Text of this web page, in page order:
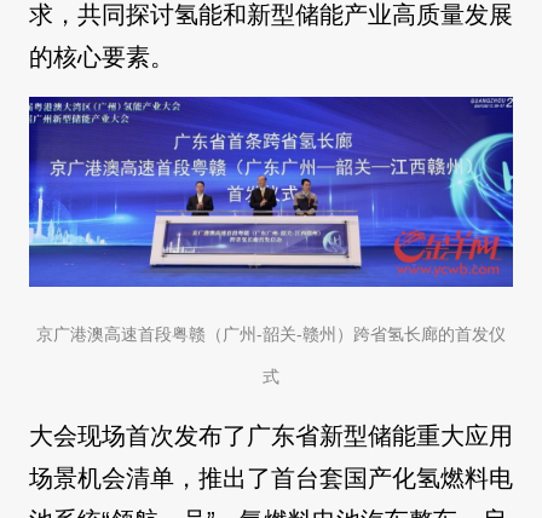
求，共同探讨氢能和新型储能产业高质量发展
的核心要素。
京广港澳高速首段粤赣（广州-韶关-赣州）跨省氢长廊的首发仪
式
大会现场首次发布了广东省新型储能重大应用
场景机会清单，推出了首台套国产化氢燃料电